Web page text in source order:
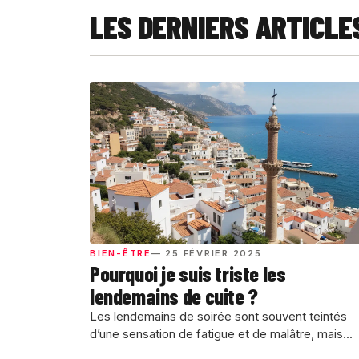
LES DERNIERS
BIEN-ÊTRE — 25 FÉVRIER 2025
Pourquoi je suis triste les
lendemains de cuite ?
Les lendemains de soirée sont souvent teintés
d’une sensation de fatigue et de malâtre, mais...